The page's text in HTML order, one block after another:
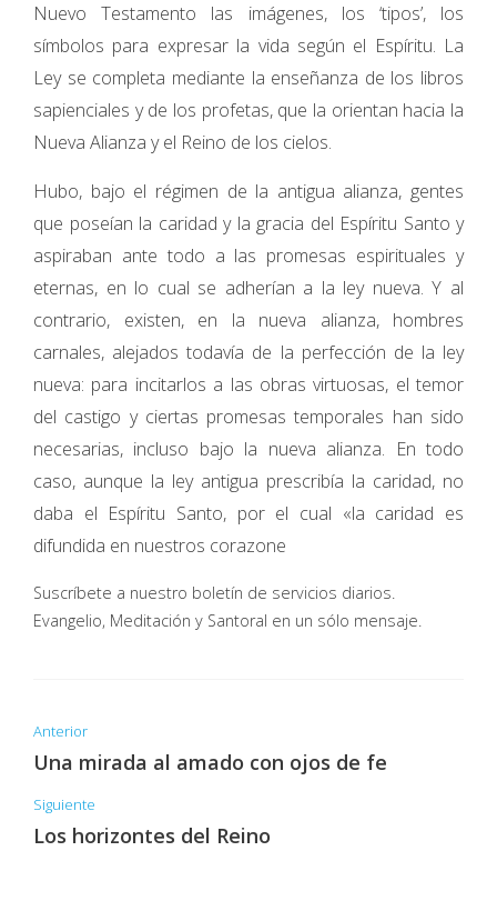
Nuevo Testamento las imágenes, los ‘tipos’, los
símbolos para expresar la vida según el Espíritu. La
Ley se completa mediante la enseñanza de los libros
sapienciales y de los profetas, que la orientan hacia la
Nueva Alianza y el Reino de los cielos.
Hubo, bajo el régimen de la antigua alianza, gentes
que poseían la caridad y la gracia del Espíritu Santo y
aspiraban ante todo a las promesas espirituales y
eternas, en lo cual se adherían a la ley nueva. Y al
contrario, existen, en la nueva alianza, hombres
carnales, alejados todavía de la perfección de la ley
nueva: para incitarlos a las obras virtuosas, el temor
del castigo y ciertas promesas temporales han sido
necesarias, incluso bajo la nueva alianza. En todo
caso, aunque la ley antigua prescribía la caridad, no
daba el Espíritu Santo, por el cual «la caridad es
difundida en nuestros corazone
Suscríbete a nuestro boletín de servicios diarios.
Evangelio, Meditación y Santoral en un sólo mensaje.
Anterior
Una mirada al amado con ojos de fe
Siguiente
Los horizontes del Reino